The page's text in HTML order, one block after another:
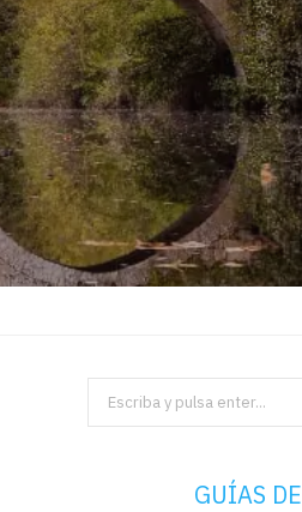
Search
for:
GUÍAS